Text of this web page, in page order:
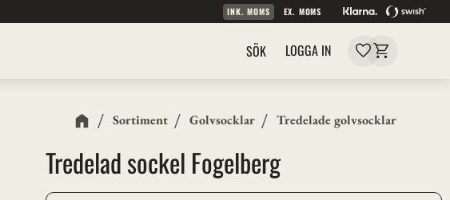
INK. MOMS EX. MOMS
SÖK LOGGA IN
Favoriter
Sortiment Golvsocklar Tredelade golvsocklar
Tredelad sockel Fogelberg